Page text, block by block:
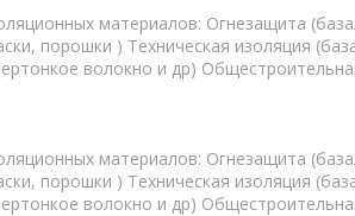
материалов: Огнезащита
порошки ) Техническая изоляция
волокно и др)
материалов: Огнезащита
порошки ) Техническая изоляция
волокно и др)